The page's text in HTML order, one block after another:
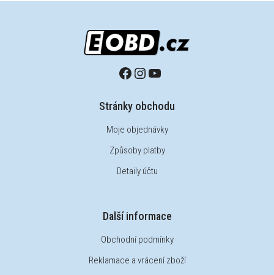
Stránky obchodu
Moje objednávky
Způsoby platby
Detaily účtu
Další informace
Obchodní podmínky
Reklamace a vrácení zboží